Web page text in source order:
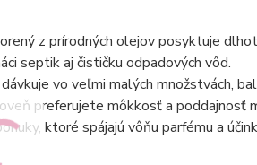
z prírodných olejov posyktuje
septik aj čističku odpadových vôd.
vo veľmi malých množstvách,
preferujete môkkosť a poddajnosť
ktoré spájajú vôňu parfému a